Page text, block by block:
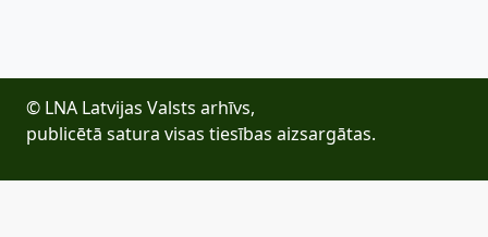
© LNA Latvijas Valsts arhīvs,
publicētā satura visas tiesības aizsargātas.